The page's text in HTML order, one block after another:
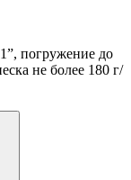
погружение до
не более 180 г/